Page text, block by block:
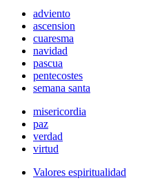
adviento
ascension
cuaresma
navidad
pascua
pentecostes
semana santa
misericordia
paz
verdad
virtud
Valores espiritualidad